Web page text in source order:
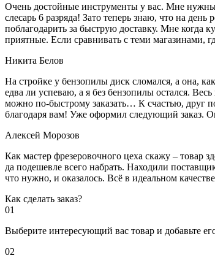
Очень достойные инструменты у вас. Мне нужны
слесарь 6 разряда! Зато теперь знаю, что на
поблагодарить за быструю доставку. Мне когда
приятные. Если сравнивать с теми магазинами,
Никита Белов
На стройке у бензопилы диск сломался, а она,
едва ли успеваю, а я без бензопилы остался.
можно по-быстрому заказать… К счастью, друг
благодаря вам! Уже оформил следующий заказ.
Алексей Морозов
Как мастер фрезеровочного цеха скажу – товар
да подешевле всего набрать. Находили
что нужно, и оказалось. Всё в идеальном
Как сделать заказ?
01
Выберите интересующий вас товар и добавьте
02